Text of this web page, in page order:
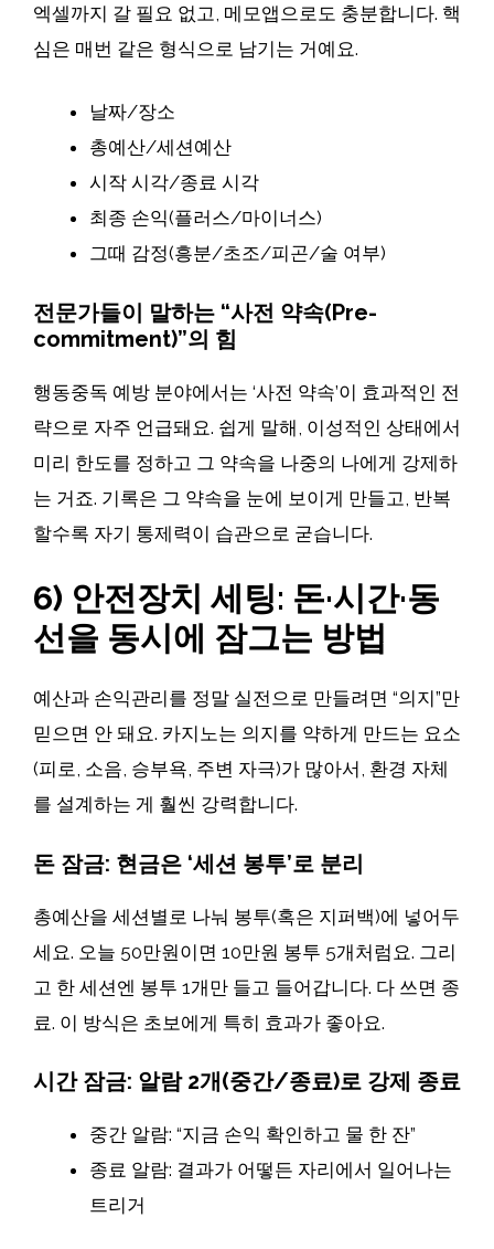
엑셀까지 갈 필요 없고, 메모앱으로도 충분합니다. 핵
심은 매번 같은 형식으로 남기는 거예요.
날짜/장소
총예산/세션예산
시작 시각/종료 시각
최종 손익(플러스/마이너스)
그때 감정(흥분/초조/피곤/술 여부)
전문가들이 말하는 “사전 약속(Pre-
commitment)”의 힘
행동중독 예방 분야에서는 ‘사전 약속’이 효과적인 전
략으로 자주 언급돼요. 쉽게 말해, 이성적인 상태에서
미리 한도를 정하고 그 약속을 나중의 나에게 강제하
는 거죠. 기록은 그 약속을 눈에 보이게 만들고, 반복
할수록 자기 통제력이 습관으로 굳습니다.
6) 안전장치 세팅: 돈·시간·동
선을 동시에 잠그는 방법
예산과 손익관리를 정말 실전으로 만들려면 “의지”만
믿으면 안 돼요. 카지노는 의지를 약하게 만드는 요소
(피로, 소음, 승부욕, 주변 자극)가 많아서, 환경 자체
를 설계하는 게 훨씬 강력합니다.
돈 잠금: 현금은 ‘세션 봉투’로 분리
총예산을 세션별로 나눠 봉투(혹은 지퍼백)에 넣어두
세요. 오늘 50만원이면 10만원 봉투 5개처럼요. 그리
고 한 세션엔 봉투 1개만 들고 들어갑니다. 다 쓰면 종
료. 이 방식은 초보에게 특히 효과가 좋아요.
시간 잠금: 알람 2개(중간/종료)로 강제 종료
중간 알람: “지금 손익 확인하고 물 한 잔”
종료 알람: 결과가 어떻든 자리에서 일어나는
트리거